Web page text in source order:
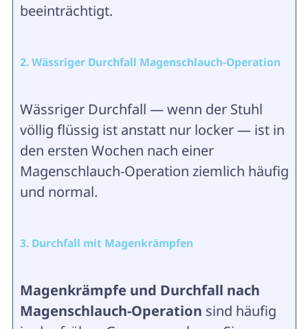
beeinträchtigt.
2. Wässriger Durchfall Magenschlauch-Operation
Wässriger Durchfall — wenn der Stuhl
völlig flüssig ist anstatt nur locker — ist in
den ersten Wochen nach einer
Magenschlauch-Operation ziemlich häufig
und normal.
3. Durchfall mit Magenkrämpfen
Magenkrämpfe und Durchfall nach
Magenschlauch-Operation sind häufig